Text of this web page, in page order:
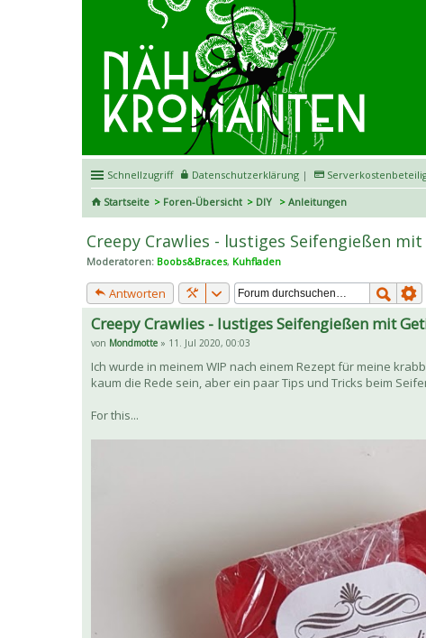
Schnellzugriff Datenschutzerklärung |
Startseite
Foren-Übersicht DIY Anleitungen
Creepy Crawlies - lustiges Seifengießen
Moderatoren: Boobs&Braces, Kuhfladen
Antworten
Creepy Crawlies - lustiges Seifengießen mit
von Mondmotte » 11. Jul 2020, 00:03
Ich wurde in meinem WIP nach einem Rezept für meine
kaum die Rede sein, aber ein paar Tips und Tricks beim
For this...